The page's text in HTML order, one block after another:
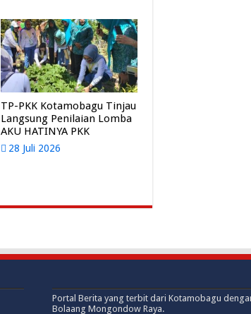
TP-PKK Kotamobagu Tinjau
Langsung Penilaian Lomba
AKU HATINYA PKK
28 Juli 2026
Portal Berita yang terbit dari Kotamobagu
Bolaang Mongondow Raya.